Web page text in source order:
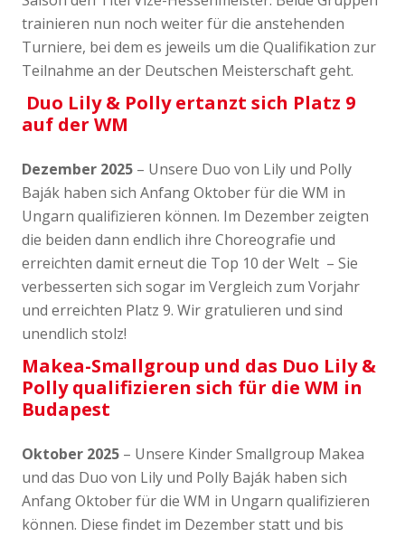
trainieren nun noch weiter für die anstehenden
Turniere, bei dem es jeweils um die Qualifikation zur
Teilnahme an der Deutschen Meisterschaft geht.
Duo Lily & Polly ertanzt sich Platz 9
auf der WM
Dezember 2025 – Unsere Duo von Lily und Polly
Baják haben sich Anfang Oktober für die WM in
Ungarn qualifizieren können. Im Dezember zeigten
die beiden dann endlich ihre Choreografie und
erreichten damit erneut die Top 10 der Welt – Sie
verbesserten sich sogar im Vergleich zum Vorjahr
und erreichten Platz 9. Wir gratulieren und sind
unendlich stolz!
Makea-Smallgroup und das Duo Lily &
Polly qualifizieren sich für die WM in
Budapest
Oktober 2025 – Unsere Kinder Smallgroup Makea
und das Duo von Lily und Polly Baják haben sich
Anfang Oktober für die WM in Ungarn qualifizieren
können. Diese findet im Dezember statt und bis